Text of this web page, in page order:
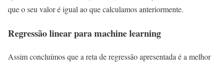
que o seu valor é igual ao que calculamos anteriormente.
Regressão linear para machine learning
Assim concluímos que a reta de regressão apresentada é a melhor